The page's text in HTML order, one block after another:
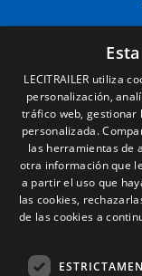
Camino
50620
LECITRAILER utiliza
personalización,
tráfico web, gestionar
personalizada.
las herramientas de
otra información que
a partir el uso que
las cookies,
de las cookies a